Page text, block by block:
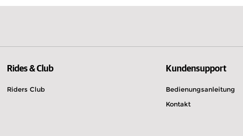
Rides & Club
Riders Club
Kundensupport
Bedienungsanleitung
Kontakt